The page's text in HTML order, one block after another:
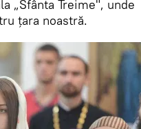
„Sfânta Treime", unde
țara noastră.